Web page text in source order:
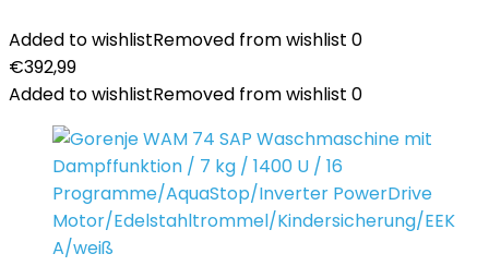
Added to wishlistRemoved from wishlist 0
€392,99
Added to wishlistRemoved from wishlist 0